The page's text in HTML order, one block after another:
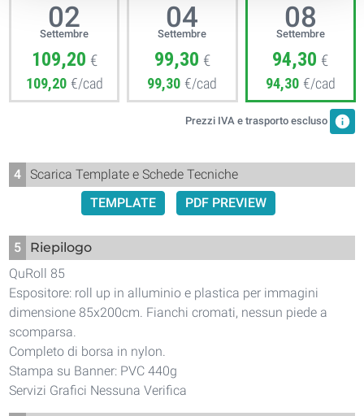
02
Settembre
109,20 €
109,20 €/cad
04
Settembre
99,30 €
99,30 €/cad
08
Settembre
94,30 €
94,30 €/cad
Prezzi IVA e trasporto escluso info
4 Scarica Template e Schede Tecniche
TEMPLATE
PDF PREVIEW
5
Riepilogo
QuRoll 85
Espositore: roll up in alluminio e plastica per immagini
dimensione 85x200cm. Fianchi cromati, nessun piede a
scomparsa.
Completo di borsa in nylon.
Stampa su Banner: PVC 440g
Servizi Grafici Nessuna Verifica